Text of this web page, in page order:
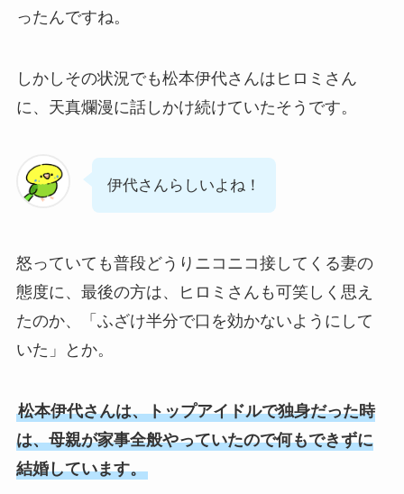
ったんですね。
しかしその状況でも松本伊代さんはヒロミさん
に、天真爛漫に話しかけ続けていたそうです。
伊代さんらしいよね！
怒っていても普段どうりニコニコ接してくる妻の
態度に、最後の方は、ヒロミさんも可笑しく思え
たのか、「ふざけ半分で口を効かないようにして
いた」とか。
松本伊代さんは、トップアイドルで独身だった時
は、母親が家事全般やっていたので何もできずに
結婚しています。